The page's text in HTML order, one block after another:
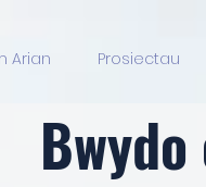
Arian Prosiectau